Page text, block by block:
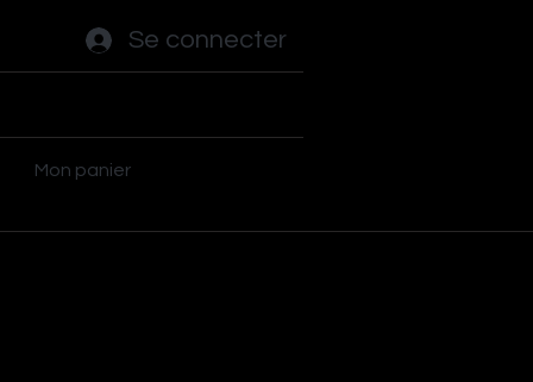
Se connecter
Mon panier